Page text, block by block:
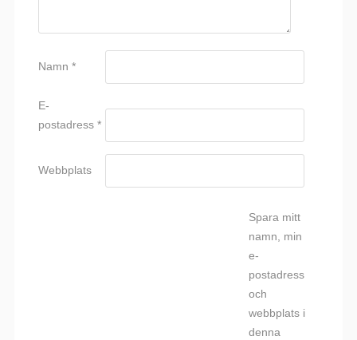
Namn *
E-
postadress *
Webbplats
Spara mitt
namn, min
e-
postadress
och
webbplats i
denna